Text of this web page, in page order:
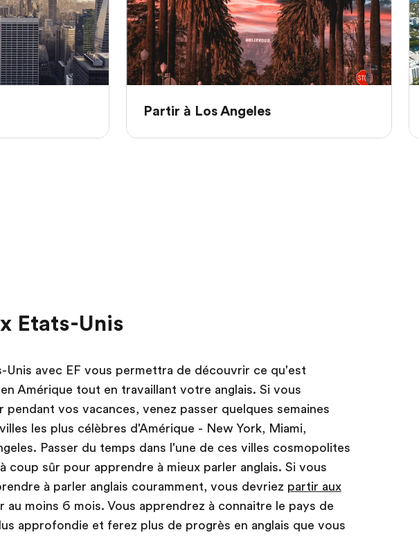
Partir à Los Angeles
Etats-Unis
Unis avec EF vous permettra de découvrir ce qu'est
Amérique tout en travaillant votre anglais. Si vous
pendant vos vacances, venez passer quelques semaines
les plus célèbres d'Amérique - New York, Miami,
Passer du temps dans l'une de ces villes cosmopolites
coup sûr pour apprendre à mieux parler anglais. Si vous
à parler anglais couramment, vous devriez partir aux
au moins 6 mois. Vous apprendrez à connaitre le pays de
approfondie et ferez plus de progrès en anglais que vous